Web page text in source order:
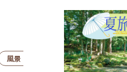
風景・景色 名所・旧跡